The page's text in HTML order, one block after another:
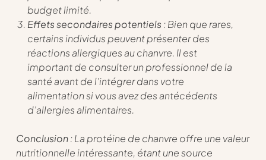
budget limité.
Effets secondaires potentiels: Bien que rares,
certains individus peuvent présenter des
réactions allergiques au chanvre. Il est
important de consulter un professionnel de la
santé avant de l’intégrer dans votre
alimentation si vous avez des antécédents
d’allergies alimentaires.
Conclusion: La protéine de chanvre offre une valeur
nutritionnelle intéressante, étant une source